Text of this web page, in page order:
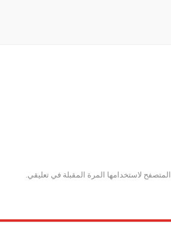
لاستخدامها المرة المقبلة في تعليقي.